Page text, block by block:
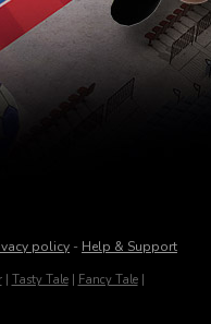
policy - Help & Support
| Tasty Tale| Fancy Tale|